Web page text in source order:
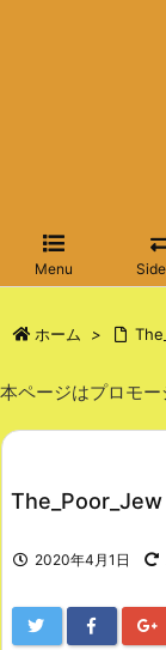
Menu
ホーム >
本ページはプロモ
The_Poor_Jew
2020年4月1日